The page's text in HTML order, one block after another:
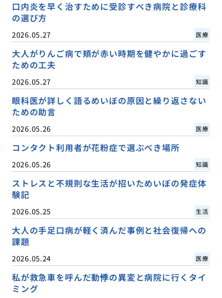
口内炎を早く治すために受診すべき病院と診療科
の選び方
2026.05.27 医療
大人がりんご病で頬が赤い時期を健やかに過ごす
ための工夫
2026.05.27 知識
眼科医が詳しく語るめいぼの原因と繰り返さない
ための助言
2026.05.26 医療
コンタクト利用者が花粉症で選ぶべき場所
2026.05.26 知識
ストレスと不規則な生活が招いためいぼの発症体
験記
2026.05.25 生活
大人の手足口病が軽く済んだ事例と社会復帰への
課題
2026.05.24 医療
私が救急車を呼んだ動悸の異変と病院に行くタイ
ミング